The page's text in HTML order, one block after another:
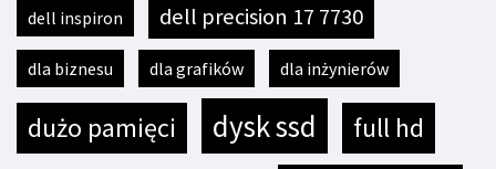
dell inspiron dell precision 17 7730
dla biznesu dla grafików dla inżynierów
dużo pamięci dysk ssd full hd